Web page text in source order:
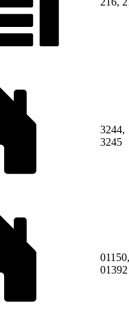
3244,
3245
01150,
01392